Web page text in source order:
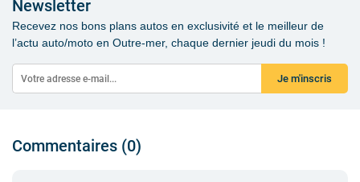
Newsletter
Recevez nos bons plans autos en exclusivité et le meilleur de
l’actu auto/moto en Outre-mer, chaque dernier jeudi du mois !
Je m'inscris
Commentaires (0)